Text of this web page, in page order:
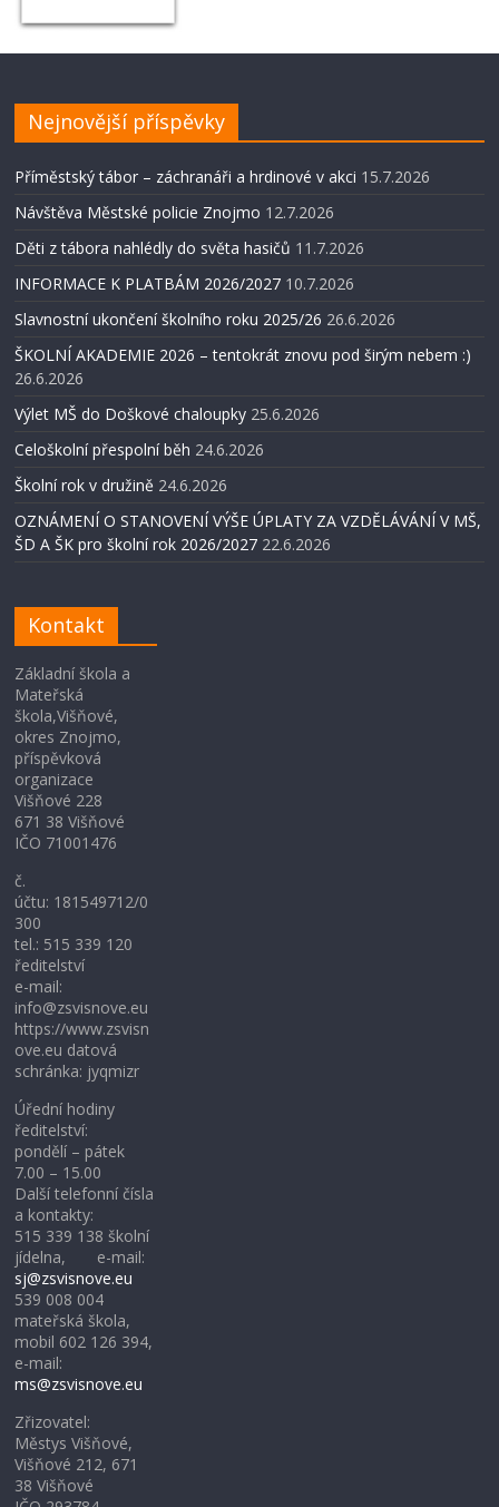
Nejnovější příspěvky
Příměstský tábor – záchranáři a hrdinové v akci 15.7.2026
Návštěva Městské policie Znojmo 12.7.2026
Děti z tábora nahlédly do světa hasičů 11.7.2026
INFORMACE K PLATBÁM 2026/2027 10.7.2026
Slavnostní ukončení školního roku 2025/26 26.6.2026
ŠKOLNÍ AKADEMIE 2026 – tentokrát znovu pod širým nebem :)
26.6.2026
Výlet MŠ do Doškové chaloupky 25.6.2026
Celoškolní přespolní běh 24.6.2026
Školní rok v družině 24.6.2026
OZNÁMENÍ O STANOVENÍ VÝŠE ÚPLATY ZA VZDĚLÁVÁNÍ V MŠ,
ŠD A ŠK pro školní rok 2026/2027 22.6.2026
Kontakt
Základní škola a
Mateřská
škola,Višňové,
okres Znojmo,
příspěvková
organizace
Višňové 228
671 38 Višňové
IČO 71001476
č.
účtu: 181549712/0
300
tel.: 515 339 120
ředitelství
e-mail:
info@zsvisnove.eu
https://www.zsvisn
ove.eu datová
schránka: jyqmizr
Úřední hodiny
ředitelství:
pondělí – pátek
7.00 – 15.00
Další telefonní čísla
a kontakty:
515 339 138 školní
jídelna, e-mail:
sj@zsvisnove.eu
539 008 004
mateřská škola,
mobil 602 126 394,
e-mail:
ms@zsvisnove.eu
Zřizovatel:
Městys Višňové,
Višňové 212, 671
38 Višňové